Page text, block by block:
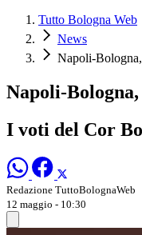
Tutto Bologna Web
News
Napoli-
Napoli-
I voti del Cor
Redazione TuttoBolognaWeb
12 maggio - 10:30